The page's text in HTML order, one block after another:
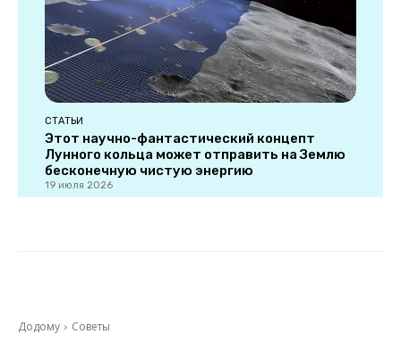
СТАТЬИ
Этот научно-фантастический концепт
Лунного кольца может отправить на Землю
бесконечную чистую энергию
19 июля 2026